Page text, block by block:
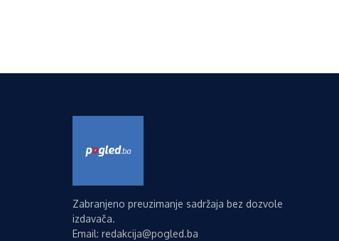
Zabranjeno preuzimanje sadržaja bez dozvole
izdavača.
Email: redakcija@pogled.ba